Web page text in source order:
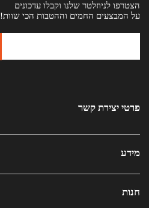
הצטרפו לניוזלטר שלנו וקבלו עדכונים
על המבצעים החמים וההטבות הכי שוות!
פרטי יצירת קשר
מידע
חנות